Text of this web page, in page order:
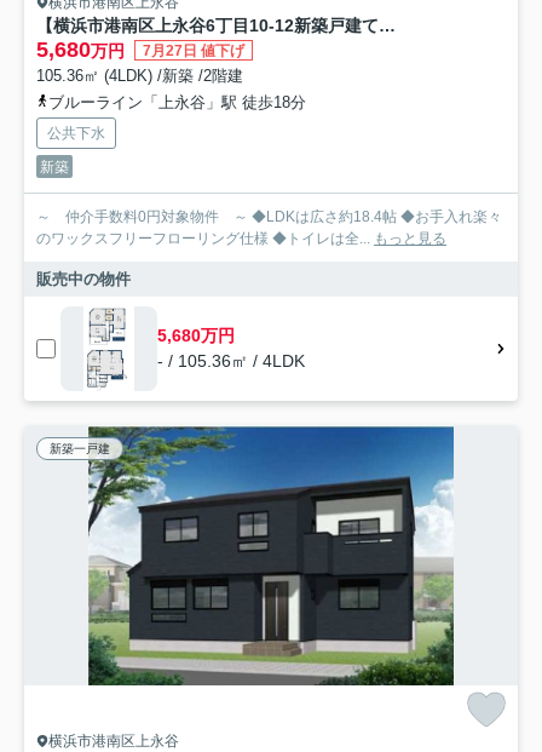
【横浜市港南区上永谷6丁目10-12新築戸建て】★仲介手数料無料★
5,680万円 7月27日 値下げ
105.36㎡ (4LDK) /新築 /2階建
ブルーライン「上永谷」駅 徒歩18分
公共下水
新築
～ 仲介手数料0円対象物件 ～ ◆LDKは広さ約18.4帖 ◆お手入れ楽々
のワックスフリーフローリング仕様 ◆トイレは全... もっと見る
販売中の物件
5,680万円
- / 105.36㎡ / 4LDK
新築一戸建
横浜市港南区上永谷